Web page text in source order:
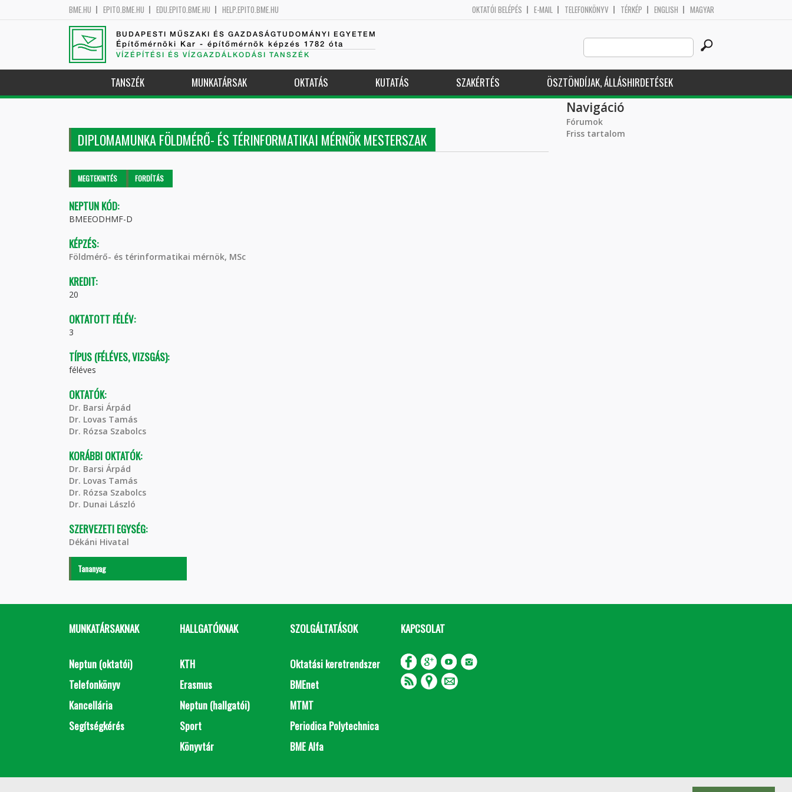
BME.HU EPITO.BME.HU EDU.EPITO.BME.HU HELP.EPITO.BME.HU OKTATÓI BELÉPÉS E-MAIL TELEFONKÖNYV TÉRKÉP ENGLISH MAGYAR
BUDAPESTI MŰSZAKI ÉS GAZDASÁGTUDOMÁNYI EGYETEM
Építőmérnöki Kar - építőmérnök képzés 1782 óta
VÍZÉPÍTÉSI ÉS VÍZGAZDÁLKODÁSI TANSZÉK
Search
this
site
TANSZÉK MUNKATÁRSAK OKTATÁS KUTATÁS SZAKÉRTÉS ÖSZTÖNDÍJAK, ÁLLÁSHIRDETÉSEK
DIPLOMAMUNKA FÖLDMÉRŐ- ÉS TÉRINFORMATIKAI MÉRNÖK MESTERSZAK
Elsődleges fülek
MEGTEKINTÉS (AKTÍVFORDÍTÁS
NEPTUN KÓD:
BMEEODHMF-D
KÉPZÉS:
Földmérő- és térinformatikai mérnök, MSc
KREDIT:
20
OKTATOTT FÉLÉV:
3
TÍPUS (FÉLÉVES, VIZSGÁS):
féléves
OKTATÓK:
Dr. Barsi Árpád
Dr. Lovas Tamás
Dr. Rózsa Szabolcs
KORÁBBI OKTATÓK:
Dr. Barsi Árpád
Dr. Lovas Tamás
Dr. Rózsa Szabolcs
Dr. Dunai László
SZERVEZETI EGYSÉG:
Dékáni Hivatal
Tananyag
Navigáció
Fórumok
Friss tartalom
MUNKATÁRSAKNAK
Neptun (oktatói)
Telefonkönyv
Kancellária
Segítségkérés
HALLGATÓKNAK
KTH
Erasmus
Neptun (hallgatói)
Sport
Könyvtár
SZOLGÁLTATÁSOK
Oktatási keretrendszer
BMEnet
MTMT
Periodica Polytechnica
BME Alfa
KAPCSOLAT